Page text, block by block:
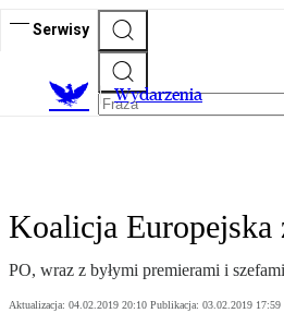
Serwisy
Wydarzenia
Koalicja
PO, wraz z byłymi premierami i
Aktualizacja: 04.02.2019 20:10 Publikacja: 03.02.2019 17:59